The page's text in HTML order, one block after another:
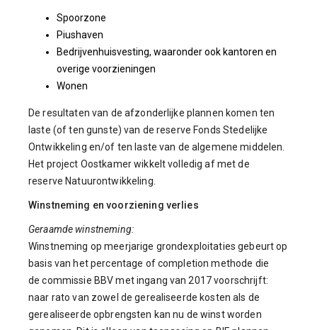
Spoorzone
Piushaven
Bedrijvenhuisvesting, waaronder ook kantoren en
overige voorzieningen
Wonen
De resultaten van de afzonderlijke plannen komen ten
laste (of ten gunste) van de reserve Fonds Stedelijke
Ontwikkeling en/of ten laste van de algemene middelen.
Het project Oostkamer wikkelt volledig af met de
reserve Natuurontwikkeling.
Winstneming en voorziening verlies
Geraamde winstneming:
Winstneming op meerjarige grondexploitaties gebeurt op
basis van het percentage of completion methode die
de commissie BBV met ingang van 2017 voorschrijft:
naar rato van zowel de gerealiseerde kosten als de
gerealiseerde opbrengsten kan nu de winst worden